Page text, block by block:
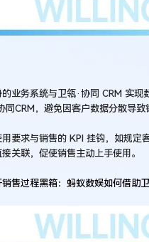
业务系统与卫瓴·协同 CRM 实
CRM，避免因客户数据分散导致
要求与销售的 KPI 挂钩，如规定
关联，促使销售主动上手使用。
售过程黑箱：蚂蚁数娱如何借助